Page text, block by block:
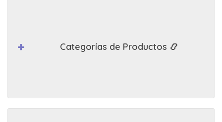
Categorías de Productos 📿